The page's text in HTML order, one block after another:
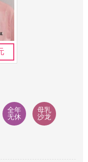
全年
无休
母乳
沙龙